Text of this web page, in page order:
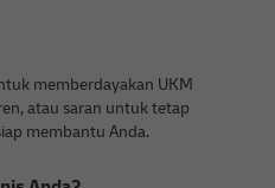
memberdayakan UKM
atau saran untuk tetap
membantu Anda.